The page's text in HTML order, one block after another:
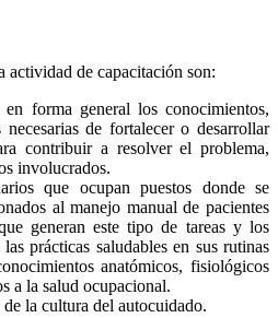
de capacitación son:
en forma general los conocimientos,
de fortalecer o desarrollar
contribuir a resolver el problema,
involucrados.
que ocupan puestos donde se
al manejo manual de pacientes
generan este tipo de tareas y los
prácticas saludables en sus rutinas
anatómicos, fisiológicos
a la salud ocupacional.
la cultura del autocuidado.